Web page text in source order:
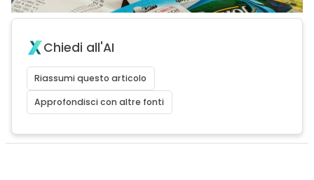
Chiedi all'AI
Riassumi questo articolo
Approfondisci con altre fonti